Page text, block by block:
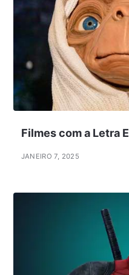
Filmes com a Letra E
JANEIRO 7, 2025